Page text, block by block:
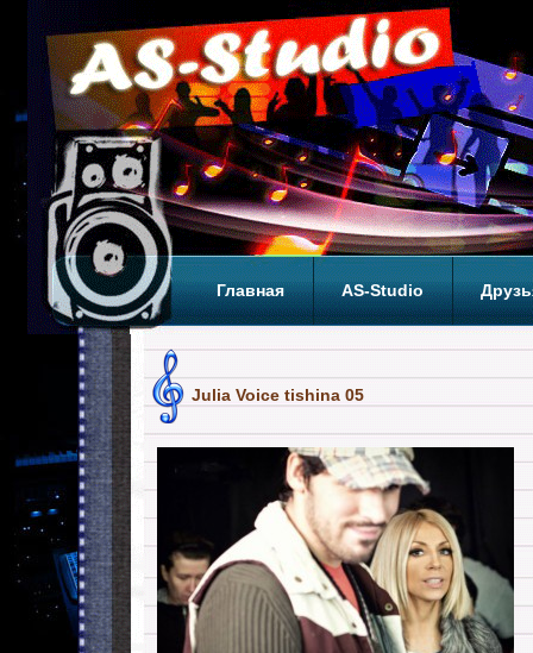
Главная AS-Studio
Julia Voice tishina 05